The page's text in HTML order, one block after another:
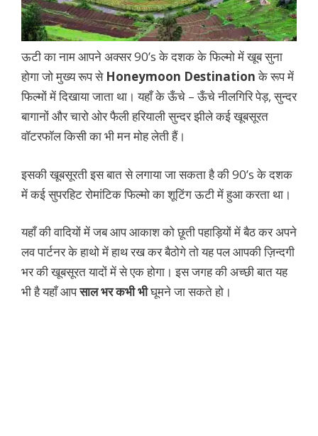
ऊटी का नाम आपने अक्सर 90’s के दशक के फिल्मो में खूब सुना
होगा जो मुख्य रूप से Honeymoon Destinationके रूप में
फिल्मों में दिखाया जाता था। यहाँ के ऊँचे – ऊँचे नीलगिरि पेड़, सुन्दर
बागानों और चारो ओर फैली हरियाली सुन्दर झीले कई खूबसूरत
वॉटरफॉल किसी का भी मन मोह लेती हैं।
इसकी खूबसूरती इस बात से लगाया जा सकता है की 90’s के दशक
में कई सुपरहिट रोमांटिक फिल्मो का शूटिंग ऊटी में हुआ करता था।
यहाँ की वादियों में जब आप आकाश को छूती पहाड़ियों में बैठ कर अपने
लव पार्टनर के हाथो में हाथ रख कर बैठोगे तो यह पल आपकी ज़िन्दगी
भर की खूबसूरत यादों में से एक होगा। इस जगह की अच्छी बात यह
भी है यहाँ आपसाल भर कभी भीघूमने जा सकते हो।